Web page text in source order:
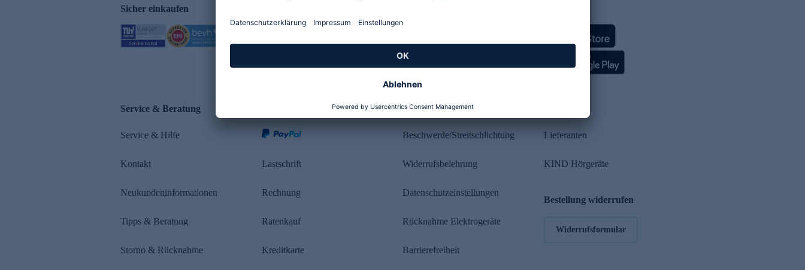
Sicher einkaufen
Service & Beratung
Service & Hilfe
Kontakt
Neukundeninformationen
Tipps & Beratung
Storno & Rücknahme
Lastschrift
Rechnung
Ratenkauf
Kreditkarte
Rechtliches
Beschwerde/Streitschlichtung
Widerrufsbelehrung
Datenschutzeinstellungen
Rücknahme Elektrogeräte
Barrierefreiheit
Lieferanten
KIND Hörgeräte
Bestellung widerrufen
Widerrufsformular